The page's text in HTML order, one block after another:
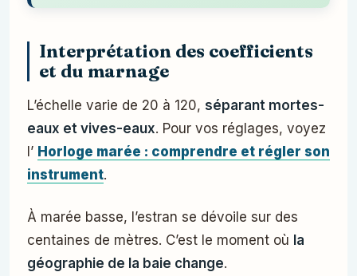
Interprétation des coefficients
et du marnage
L’échelle varie de 20 à 120, séparant mortes-
eaux et vives-eaux. Pour vos réglages, voyez
l’ Horloge marée : comprendre et régler son
instrument.
À marée basse, l’estran se dévoile sur des
centaines de mètres. C’est le moment où la
géographie de la baie change.